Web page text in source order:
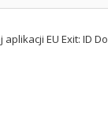
EU Exit: ID